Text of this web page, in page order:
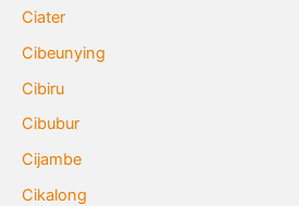
Ciater
Cibeunying
Cibiru
Cibubur
Cijambe
Cikalong